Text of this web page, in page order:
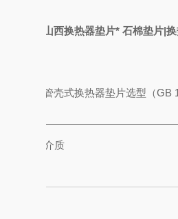
山西换热器垫片* 石棉垫片|
管壳式换热器垫片选型 （GB
介质